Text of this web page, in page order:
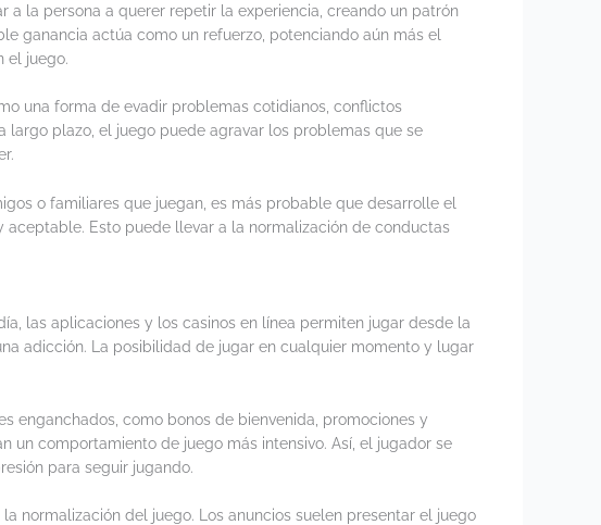
la persona a querer repetir la experiencia, creando un patrón
ganancia actúa como un refuerzo, potenciando aún más el
el juego.
una forma de evadir problemas cotidianos, conflictos
largo plazo, el juego puede agravar los problemas que se
o familiares que juegan, es más probable que desarrolle el
Esto puede llevar a la normalización de conductas
las aplicaciones y los casinos en línea permiten jugar desde la
adicción. La posibilidad de jugar en cualquier momento y lugar
enganchados, como bonos de bienvenida, promociones y
un comportamiento de juego más intensivo. Así, el jugador se
para seguir jugando.
normalización del juego. Los anuncios suelen presentar el juego